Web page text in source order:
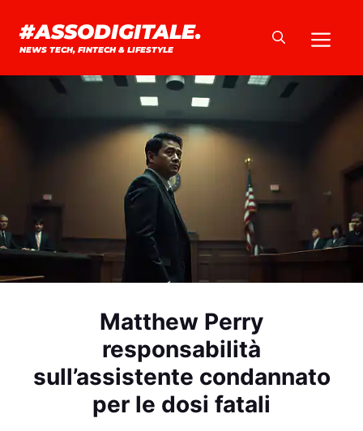
contenuto
#ASSODIGITALE.
NEWS TECH, FINTECH & LIFESTYLE
Matthew Perry
responsabilità
sull’assistente condannato
per le dosi fatali